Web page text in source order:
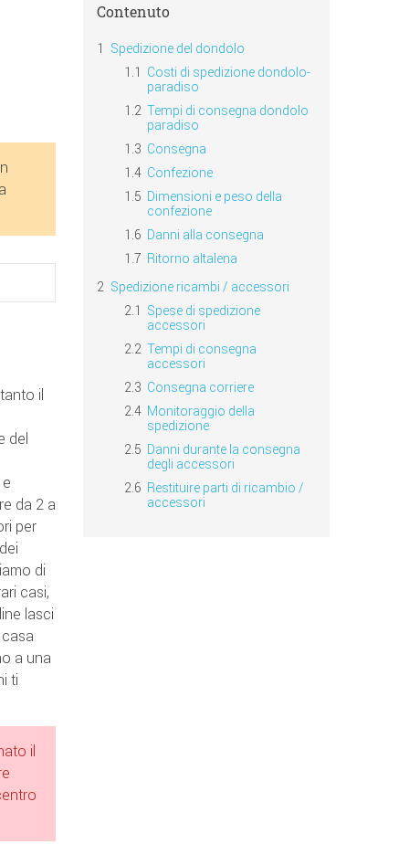
il
del
da 2 a
per
di
casi,
lasci
a una
ti
il
Contenuto
Spedizione del dondolo
Costi di spedizione dondolo-
paradiso
Tempi di consegna dondolo
paradiso
Consegna
Confezione
Dimensioni e peso della
confezione
Danni alla consegna
Ritorno altalena
Spedizione ricambi / accessori
Spese di spedizione
accessori
Tempi di consegna
accessori
Consegna corriere
Monitoraggio della
spedizione
Danni durante la consegna
degli accessori
Restituire parti di ricambio /
accessori